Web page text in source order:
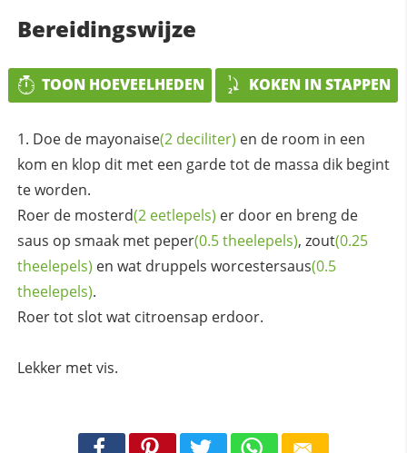
Bereidingswijze
TOON HOEVEELHEDEN KOKEN IN STAPPEN
Doe de mayonaise(2 deciliter) en de room in een
kom en klop dit met een garde tot de massa dik begint
te worden.
Roer de mosterd(2 eetlepels) er door en breng de
saus op smaak met peper(0.5 theelepels), zout(0.25
theelepels) en wat druppels worcestersaus(0.5
theelepels).
Roer tot slot wat citroensap erdoor.
Lekker met vis.